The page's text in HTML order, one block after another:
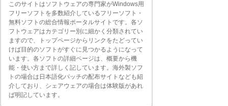
このサイトはソフトウェアの専門家がWindows用
フリーソフトを多数紹介しているフリーソフト・
無料ソフトの総合情報ポータルサイトです。各ソ
フトウェアはカテゴリー別に細かく分類されてい
ますので、トップページからリンクをたどってい
けば目的のソフトがすぐに見つかるようになって
います。各ソフトの詳細ページは、概要から機
能・使い方まで詳しく記しています。海外製ソフ
トの場合は日本語化パッチの配布サイトなども紹
介しており、シェアウェアの場合は体験版があれ
ば明記しています。